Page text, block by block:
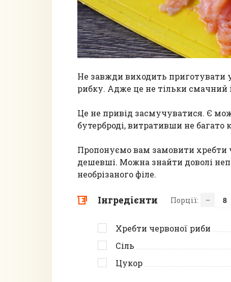
Не завжди виходить приготувати
рибку. Адже це не тільки смачний
Це не привід засмучуватися. Є
бутерброді, витративши не багато
Пропонуємо вам замовити хребти
дешевші. Можна знайти доволі
необрізаного філе.
Інгредієнти Порції: –
Хребти червоної риби
Сіль
Цукор